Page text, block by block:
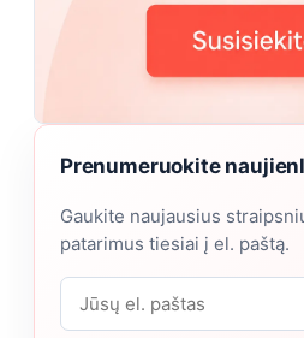
Prenumeruokite
Gaukite naujausius
patarimus tiesiai į el. paštą.